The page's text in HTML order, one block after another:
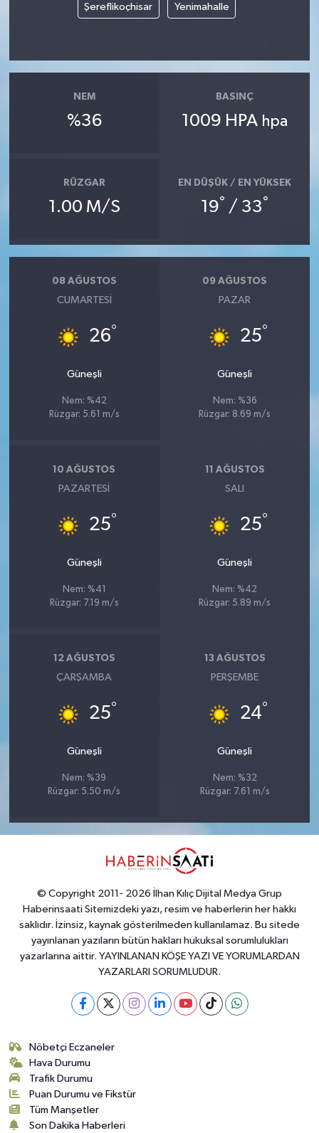
Şereflikoçhisar Yenimahalle
NEM
%36
BASINÇ
1009 HPA hpa
RÜZGAR
1.00 M/S
EN DÜŞÜK / EN YÜKSEK
19° / 33°
08 AĞUSTOS
CUMARTESI
26°
Güneşli
Nem: %42
Rüzgar: 5.61 m/s
09 AĞUSTOS
PAZAR
25°
Güneşli
Nem: %36
Rüzgar: 8.69 m/s
10 AĞUSTOS
PAZARTESI
25°
Güneşli
Nem: %41
Rüzgar: 7.19 m/s
11 AĞUSTOS
SALI
25°
Güneşli
Nem: %42
Rüzgar: 5.89 m/s
12 AĞUSTOS
ÇARŞAMBA
25°
Güneşli
Nem: %39
Rüzgar: 5.50 m/s
13 AĞUSTOS
PERŞEMBE
24°
Güneşli
Nem: %32
Rüzgar: 7.61 m/s
© Copyright 2011- 2026 İlhan Kılıç Dijital Medya Grup
Haberinsaati Sitemizdeki yazı, resim ve haberlerin her hakkı
saklıdır. İzinsiz, kaynak gösterilmeden kullanılamaz. Bu sitede
yayınlanan yazıların bütün hakları hukuksal sorumlulukları
yazarlarına aittir. YAYINLANAN KÖŞE YAZI VE YORUMLARDAN
YAZARLARI SORUMLUDUR.
Nöbetçi Eczaneler
Hava Durumu
Trafik Durumu
Puan Durumu ve Fikstür
Tüm Manşetler
Son Dakika Haberleri